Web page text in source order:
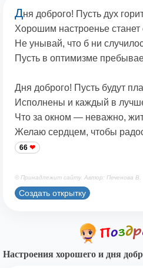
Дня доброго! Пусть дух
Хорошим настроенье станет
Не унывай, что б ни
Пусть в оптимизме
Дня доброго! Пусть будут
Исполнены и каждый в
Что за окном — неважно,
Желаю сердцем, чтобы
66
© Принадлежит сайту. Автор: Печенова В.
Создать открытку
Настроения хорошего и дня